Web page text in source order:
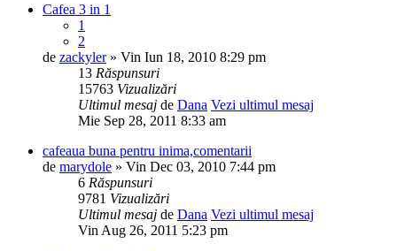
Cafea 3 in 1
1
2
de zackyler» Vin Iun 18, 2010 8:29 pm
13 Răspunsuri
15763 Vizualizări
Ultimul mesaj de Dana Vezi ultimul mesaj
Mie Sep 28, 2011 8:33 am
cafeaua buna pentru inima,comentarii
de marydole » Vin Dec 03, 2010 7:44 pm
6 Răspunsuri
9781 Vizualizări
Ultimul mesaj de Dana Vezi ultimul mesaj
Vin Aug 26, 2011 5:23 pm